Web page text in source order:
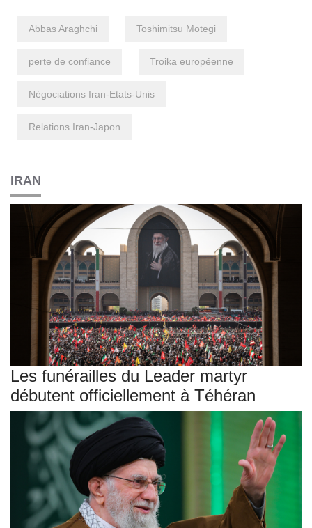
Abbas Araghchi Toshimitsu Motegi
perte de confiance Troika européenne
Négociations Iran-Etats-Unis
Relations Iran-Japon
IRAN
Les funérailles du Leader martyr
débutent officiellement à Téhéran